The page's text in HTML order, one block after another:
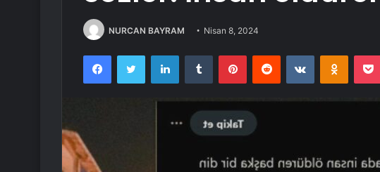
NURCAN BAYRAM Nisan 8, 2024
FacebookTwitter LinkedInTumblr PinterestReddit VKontakte